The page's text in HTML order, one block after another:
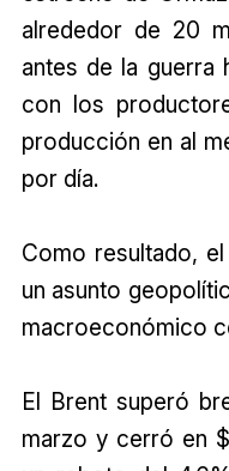
alrededor de 20
antes de la guerra
con los
producción en al
por día.
Como resultado,
un asunto
macroeconómico
El Brent superó
marzo y cerró en